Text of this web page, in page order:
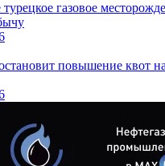
газовое
повышение квот